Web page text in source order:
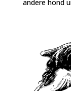
andere hond